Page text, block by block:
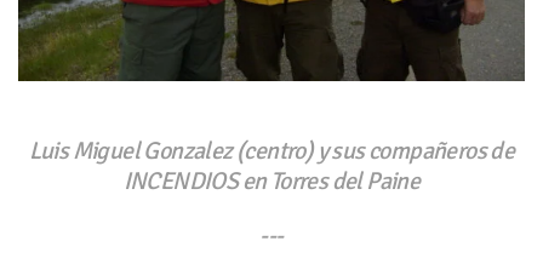
Luis Miguel Gonzalez (centro) y sus compañeros de
INCENDIOS en Torres del Paine
---